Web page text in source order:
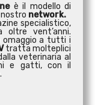
è il modello di
network.
specialistico,
vent’anni.
omaggio a tutti i
tratta molteplici
veterinaria al
e gatti, con il